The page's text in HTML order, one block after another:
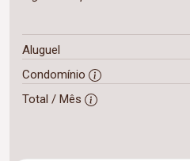
Aluguel
Condomínio
Total / Mês